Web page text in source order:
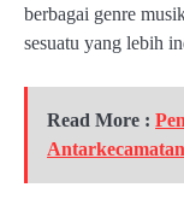
berbagai genre
sesuatu yang lebih
Read More :